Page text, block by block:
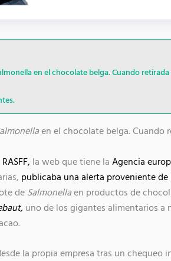
en el chocolate belga. Cuando
en el chocolate belga. Cuando
RASFF, la web que tiene la Agencia
publicaba una alerta proveniente de
de Salmonellaen productos de
uno de los gigantes alimentarios a
la propia empresa tras un chequeo